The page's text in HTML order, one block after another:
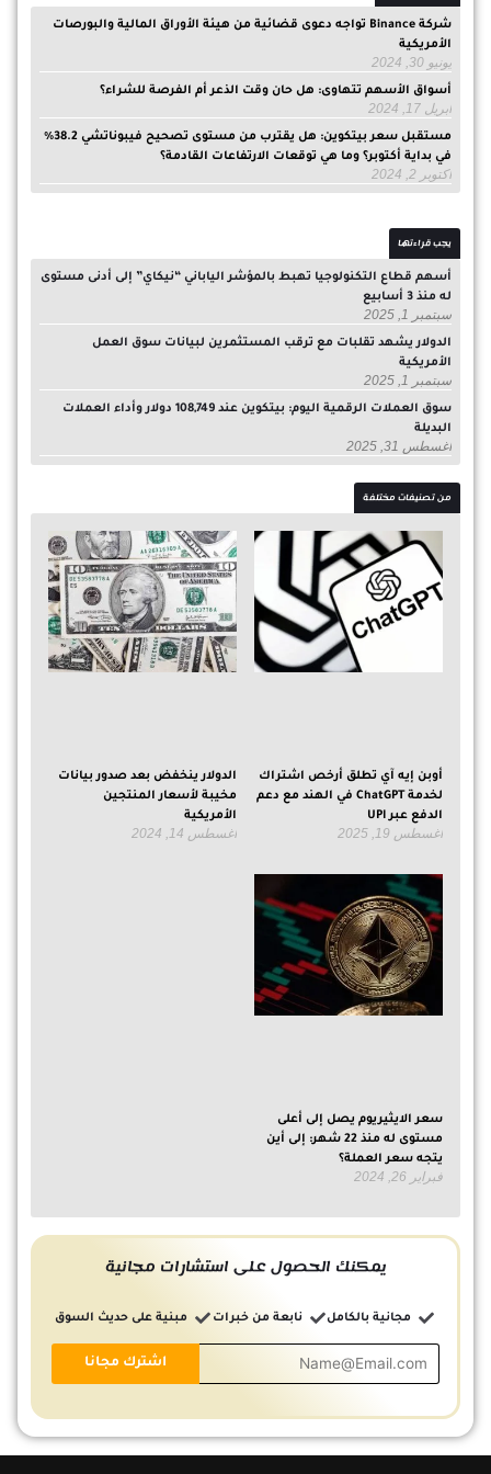
شركة Binance تواجه دعوى قضائية من هيئة الأوراق المالية والبورصات
الأمريكية
يونيو 30, 2024
أسواق الأسهم تتهاوى: هل حان وقت الذعر أم الفرصة للشراء؟
أبريل 17, 2024
مستقبل سعر بيتكوين: هل يقترب من مستوى تصحيح فيبوناتشي 38.2%
في بداية أكتوبر؟ وما هي توقعات الارتفاعات القادمة؟
أكتوبر 2, 2024
يجب قراءتها
أسهم قطاع التكنولوجيا تهبط بالمؤشر الياباني “نيكاي” إلى أدنى مستوى
له منذ 3 أسابيع
سبتمبر 1, 2025
الدولار يشهد تقلبات مع ترقب المستثمرين لبيانات سوق العمل
الأمريكية
سبتمبر 1, 2025
سوق العملات الرقمية اليوم: بيتكوين عند 108,749 دولار وأداء العملات
البديلة
أغسطس 31, 2025
من تصنيفات مختلفة
أوبن إيه آي تطلق أرخص اشتراك
لخدمة ChatGPT في الهند مع دعم
الدفع عبر UPI
أغسطس 19, 2025
الدولار ينخفض بعد صدور بيانات
مخيبة لأسعار المنتجين
الأمريكية
أغسطس 14, 2024
سعر الايثيريوم يصل إلى أعلى
مستوى له منذ 22 شهر: إلى أين
يتجه سعر العملة؟
فبراير 26, 2024
يمكنك الحصول على استشارات مجانية
مجانية بالكامل نابعة من خبرات مبنية على حديث السوق